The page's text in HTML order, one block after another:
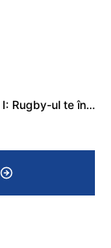
Mohamed Salhi, vicecampion național juniori I: Rugby-ul te învață să accepți și înfrângerile